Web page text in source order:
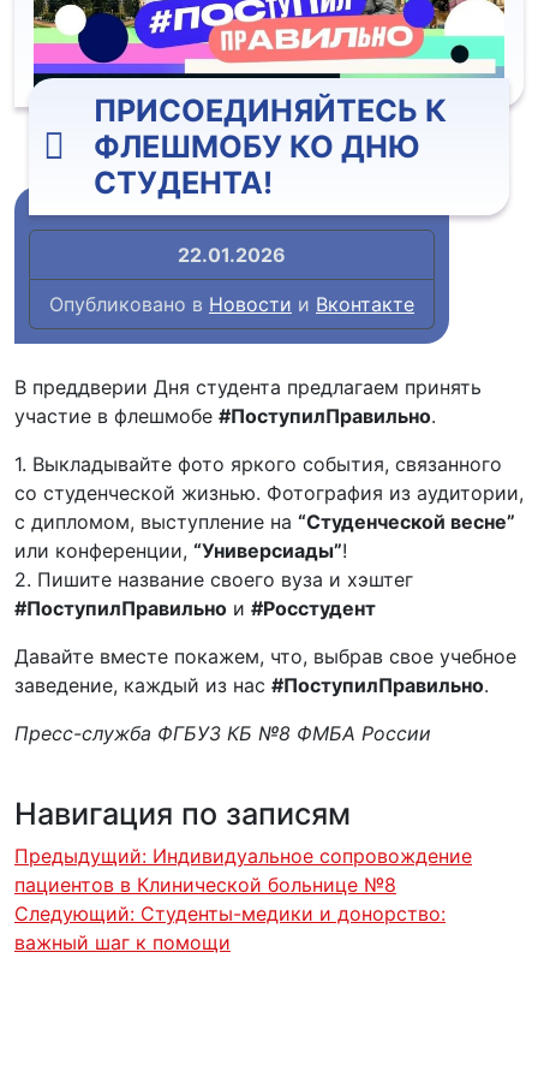
ПРИСОЕДИНЯЙТЕСЬ К
ФЛЕШМОБУ КО ДНЮ
СТУДЕНТА!
22.01.2026
Опубликовано в Новости и Вконтакте
В преддверии Дня студента предлагаем принять
участие в флешмобе #ПоступилПравильно.
1. Выкладывайте фото яркого события, связанного
со студенческой жизнью. Фотография из аудитории,
с дипломом, выступление на “Студенческой весне”
или конференции, “Универсиады”!
2. Пишите название своего вуза и хэштег
#ПоступилПравильно и #Росстудент
Давайте вместе покажем, что, выбрав свое учебное
заведение, каждый из нас #ПоступилПравильно.
Пресс-служба ФГБУЗ КБ №8 ФМБА России
Навигация по записям
Предыдущий: Индивидуальное сопровождение
пациентов в Клинической больнице №8
Следующий: Студенты-медики и донорство:
важный шаг к помощи